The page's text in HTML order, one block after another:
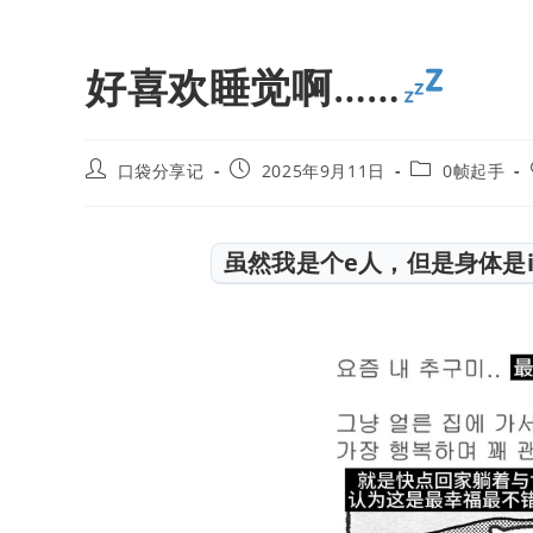
好喜欢睡觉啊……
口袋分享记 2025年9月11日 0帧起手
虽然我是个e人，但是身体